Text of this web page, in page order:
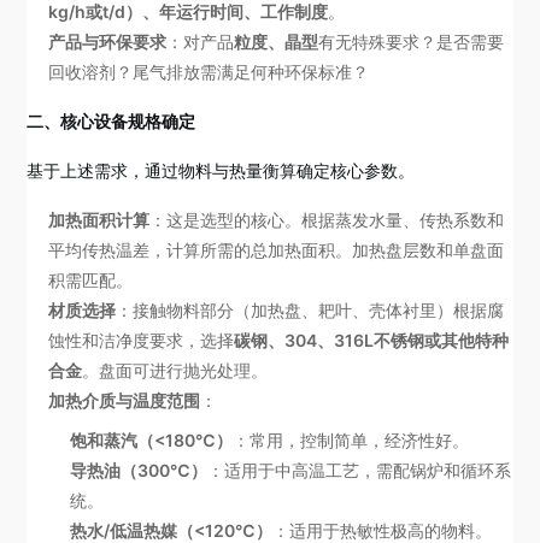
kg/h或t/d）、年运行时间、工作制度。
产品与环保要求 ：对产品粒度、晶型有无特殊要求？是否需要
回收溶剂？尾气排放需满足何种环保标准？
二、核心设备规格确定
基于上述需求，通过物料与热量衡算确定核心参数。
加热面积计算 ：这是选型的核心。根据蒸发水量、传热系数和
平均传热温差，计算所需的总加热面积。加热盘层数和单盘面
积需匹配。
材质选择 ：接触物料部分（加热盘、耙叶、壳体衬里）根据腐
蚀性和洁净度要求，选择碳钢、304、316L不锈钢或其他特种
合金。盘面可进行抛光处理。
加热介质与温度范围 ：
饱和蒸汽（<180℃）
：常用，控制简单，经济性好。
导热油（300℃）
：适用于中高温工艺，需配锅炉和循环系
统。
热水/低温热媒（<120℃）
：适用于热敏性极高的物料。